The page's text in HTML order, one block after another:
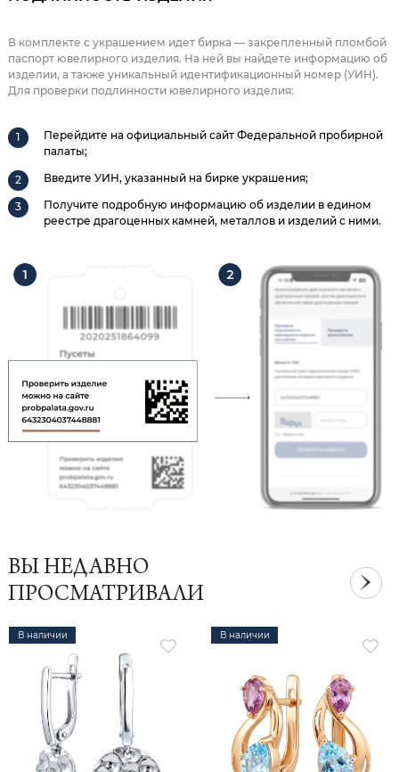
В комплекте с украшением идет бирка — закрепленный пломбой
паспорт ювелирного изделия. На ней вы найдете информацию об
изделии, а также уникальный идентификационный номер (УИН).
Для проверки подлинности ювелирного изделия:
Перейдите на официальный сайт Федеральной пробирной
палаты;
Введите УИН, указанный на бирке украшения;
Получите подробную информацию об изделии в едином
реестре драгоценных камней, металлов и изделий с ними.
ВЫ НЕДАВНО
ПРОСМАТРИВАЛИ
В наличии В наличии